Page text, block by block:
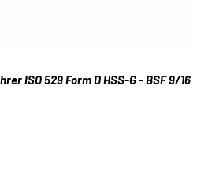
ISO 529 Form D HSS-G - BSF 9/16